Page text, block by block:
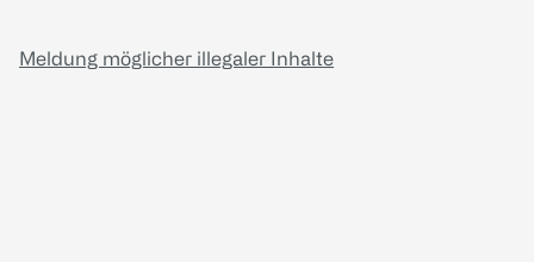
Meldung möglicher illegaler Inhalte